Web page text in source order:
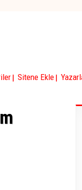
| Sitene Ekle |